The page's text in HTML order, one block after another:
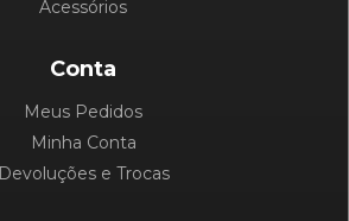
Acessórios
Conta
Meus Pedidos
Minha Conta
Devoluções e Trocas